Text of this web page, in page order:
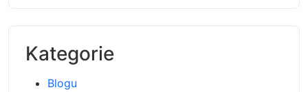
Kategorie
Blogu